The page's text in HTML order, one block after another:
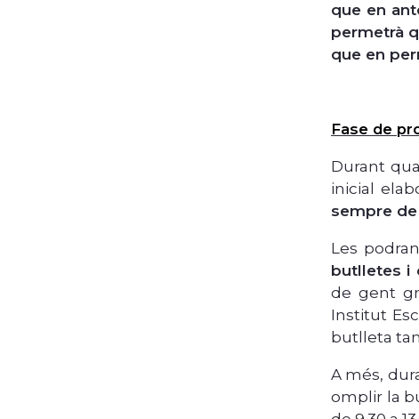
que en
permetrà
que en
Fase de
Durant
inicial
sempre
Les
butlletes i
de gent
Institut
butlleta
A més,
omplir la